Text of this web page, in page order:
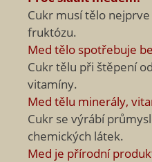
Cukr musí tělo
fruktózu.
Med tělo spotřebuje
Cukr tělu při štěpení
vitamíny.
Med tělu minerály,
Cukr se výrábí
chemických látek.
Med je přírodní